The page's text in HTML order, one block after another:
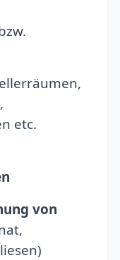
etc.
von